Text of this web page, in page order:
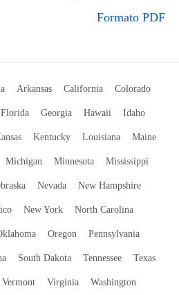
Formato PDF
Arkansas California Colorado
Florida Georgia Hawaii Idaho
Kentucky Louisiana Maine
Michigan Minnesota Mississippi
Nevada New Hampshire
New York North Carolina
Oregon Pennsylvania
South Dakota Tennessee Texas
Vermont Virginia Washington